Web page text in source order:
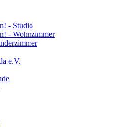
- Studio
- Wohnzimmer
e.V.